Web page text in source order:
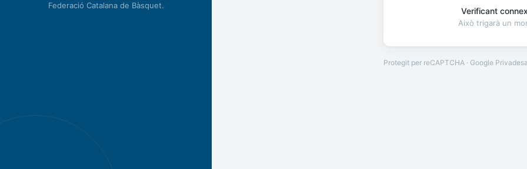
Federació Catalana de Bàsquet.
Verificant
Això trigarà un
Protegit per reCAPTCHA · Google Privadesa